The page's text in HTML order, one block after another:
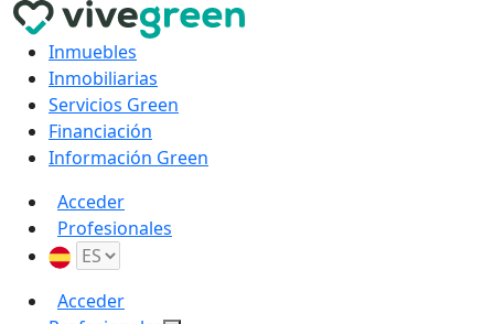
Inmuebles
Inmobiliarias
Servicios Green
Financiación
Información Green
Acceder
Profesionales
Acceder